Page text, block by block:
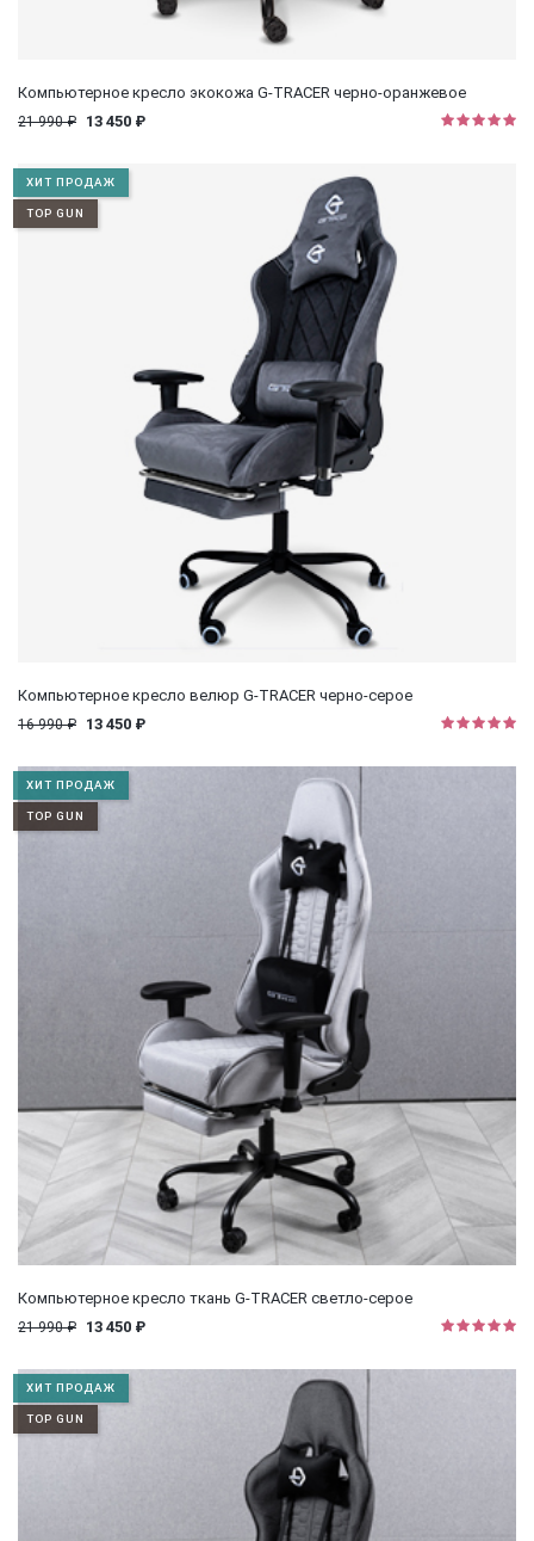
Компьютерное кресло экокожа G-TRACER черно-оранжевое
21 990 ₽ 13 450 ₽
ХИТ ПРОДАЖ
TOP GUN
Компьютерное кресло велюр G-TRACER черно-серое
16 990 ₽ 13 450 ₽
ХИТ ПРОДАЖ
TOP GUN
Компьютерное кресло ткань G-TRACER светло-серое
21 990 ₽ 13 450 ₽
ХИТ ПРОДАЖ
TOP GUN